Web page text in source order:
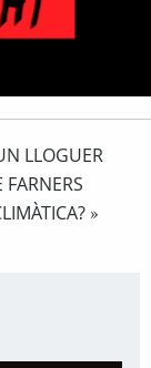
LLOGUER
»